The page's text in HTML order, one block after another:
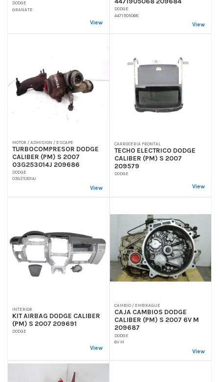
DODGE
GRANATE
View
DODGE
4471905068
View
MOTOR / ADMISION / ESCAPE
TURBOCOMPRESOR DODGE
CALIBER (PM) S 2007
03G253014J 209686
DODGE
03G253014J
View
CARROCERIA FRONTAL
TECHO ELECTRICO DODGE
CALIBER (PM) S 2007
209579
DODGE
View
INTERIOR
KIT AIRBAG DODGE CALIBER
(PM) S 2007 209691
DODGE
View
CAMBIO / EMBRAGUE
CAJA CAMBIOS DODGE
CALIBER (PM) S 2007 6V M
209687
DODGE
6V M
View